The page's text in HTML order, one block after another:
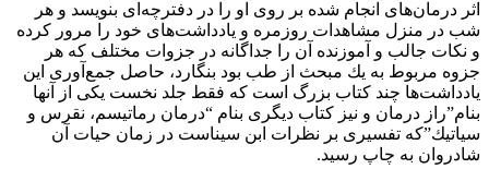
اثر درمان‌هاى انجام شده بر روى او را در دفترچه‌اى بنويسد و هر
شب در منزل مشاهدات روزمره و يادداشت‌هاى خود را مرور كرده
و نكات جالب و آموزنده آن را جداگانه در جزوات مختلف كه هر
جزوه مربوط به يك مبحث از طب بود بنگارد، حاصل جمع‌آورى اين
يادداشت‌ها چند كتاب بزرگ است كه فقط جلد نخست يكى از آنها
بنام”راز درمان و نيز كتاب ديگرى بنام “درمان رماتيسم، نقرس و
سياتيك”كه تفسيرى بر نظرات ابن سيناست در زمان حيات آن
شادروان به چاپ رسيد.